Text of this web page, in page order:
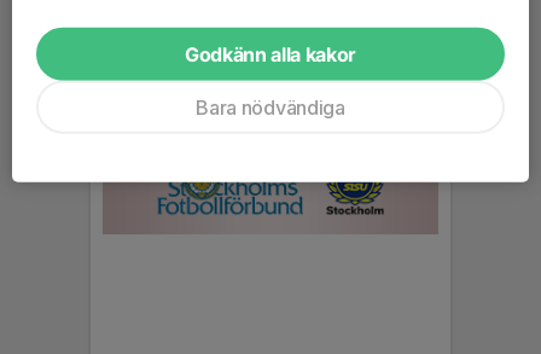
Godkänn alla kakor
Bara nödvändiga